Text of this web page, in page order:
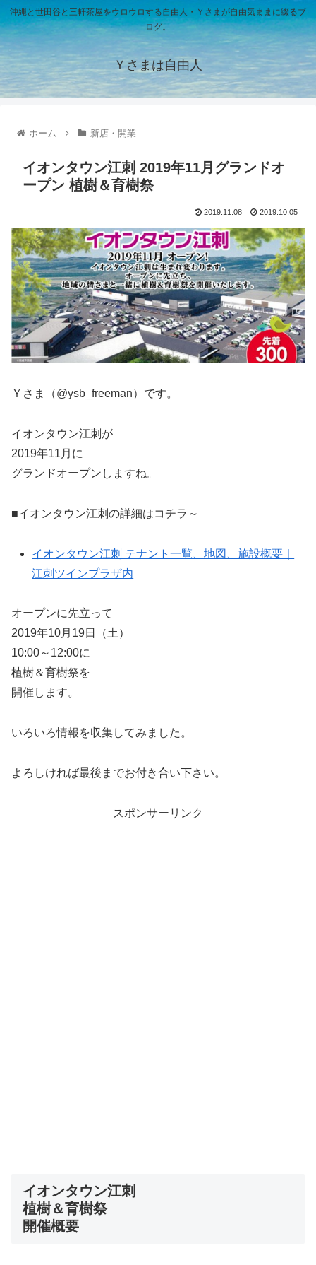
沖縄と世田谷と三軒茶屋をウロウロする自由人・Ｙさまが自由気ままに綴るブ
ログ。
Ｙさまは自由人
ホーム 新店・開業
イオンタウン江刺 2019年11月グランドオ
ープン 植樹＆育樹祭
2019.11.08 2019.10.05
Ｙさま（@ysb_freeman）です。
イオンタウン江刺が
2019年11月に
グランドオープンしますね。
■イオンタウン江刺の詳細はコチラ～
イオンタウン江刺 テナント一覧、地図、施設概要｜
江刺ツインプラザ内
オープンに先立って
2019年10月19日（土）
10:00～12:00に
植樹＆育樹祭を
開催します。
いろいろ情報を収集してみました。
よろしければ最後までお付き合い下さい。
スポンサーリンク
イオンタウン江刺
植樹＆育樹祭
開催概要